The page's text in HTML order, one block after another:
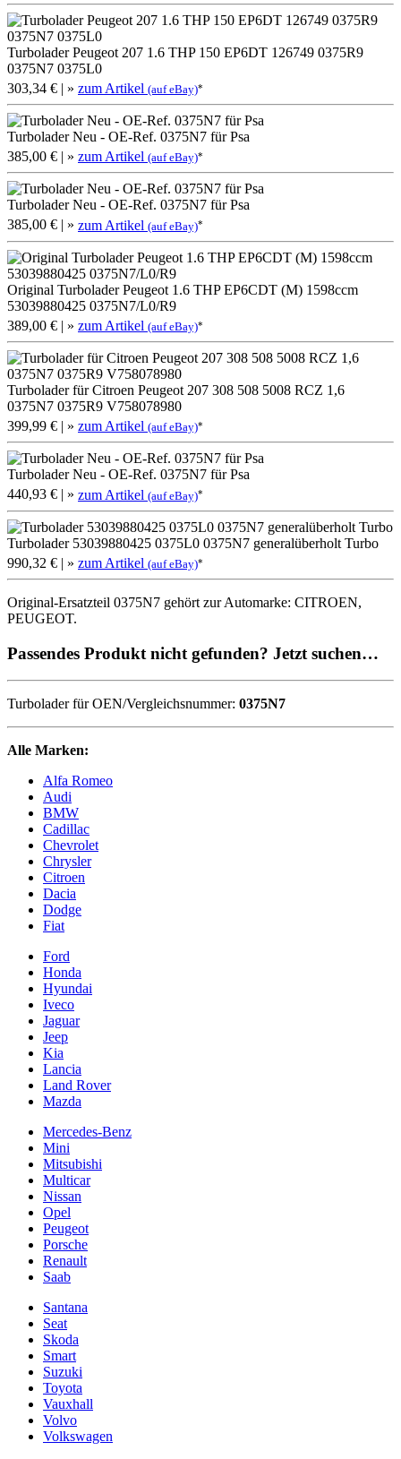
Turbolader Peugeot 207 1.6 THP 150 EP6DT 126749 0375R9
0375N7 0375L0
303,34 € | » zum Artikel (auf eBay)*
Turbolader Neu - OE-Ref. 0375N7 für Psa
385,00 € | » zum Artikel (auf eBay)*
Turbolader Neu - OE-Ref. 0375N7 für Psa
385,00 € | » zum Artikel (auf eBay)*
Original Turbolader Peugeot 1.6 THP EP6CDT (M) 1598ccm
53039880425 0375N7/L0/R9
389,00 € | » zum Artikel (auf eBay)*
Turbolader für Citroen Peugeot 207 308 508 5008 RCZ 1,6
0375N7 0375R9 V758078980
399,99 € | » zum Artikel (auf eBay)*
Turbolader Neu - OE-Ref. 0375N7 für Psa
440,93 € | » zum Artikel (auf eBay)*
Turbolader 53039880425 0375L0 0375N7 generalüberholt Turbo
990,32 € | » zum Artikel (auf eBay)*
Original-Ersatzteil 0375N7 gehört zur Automarke: CITROEN,
PEUGEOT.
Passendes Produkt nicht gefunden? Jetzt suchen…
Turbolader für OEN/Vergleichsnummer: 0375N7
Alle Marken:
Alfa Romeo
Audi
BMW
Cadillac
Chevrolet
Chrysler
Citroen
Dacia
Dodge
Fiat
Ford
Honda
Hyundai
Iveco
Jaguar
Jeep
Kia
Lancia
Land Rover
Mazda
Mercedes-Benz
Mini
Mitsubishi
Multicar
Nissan
Opel
Peugeot
Porsche
Renault
Saab
Santana
Seat
Skoda
Smart
Suzuki
Toyota
Vauxhall
Volvo
Volkswagen